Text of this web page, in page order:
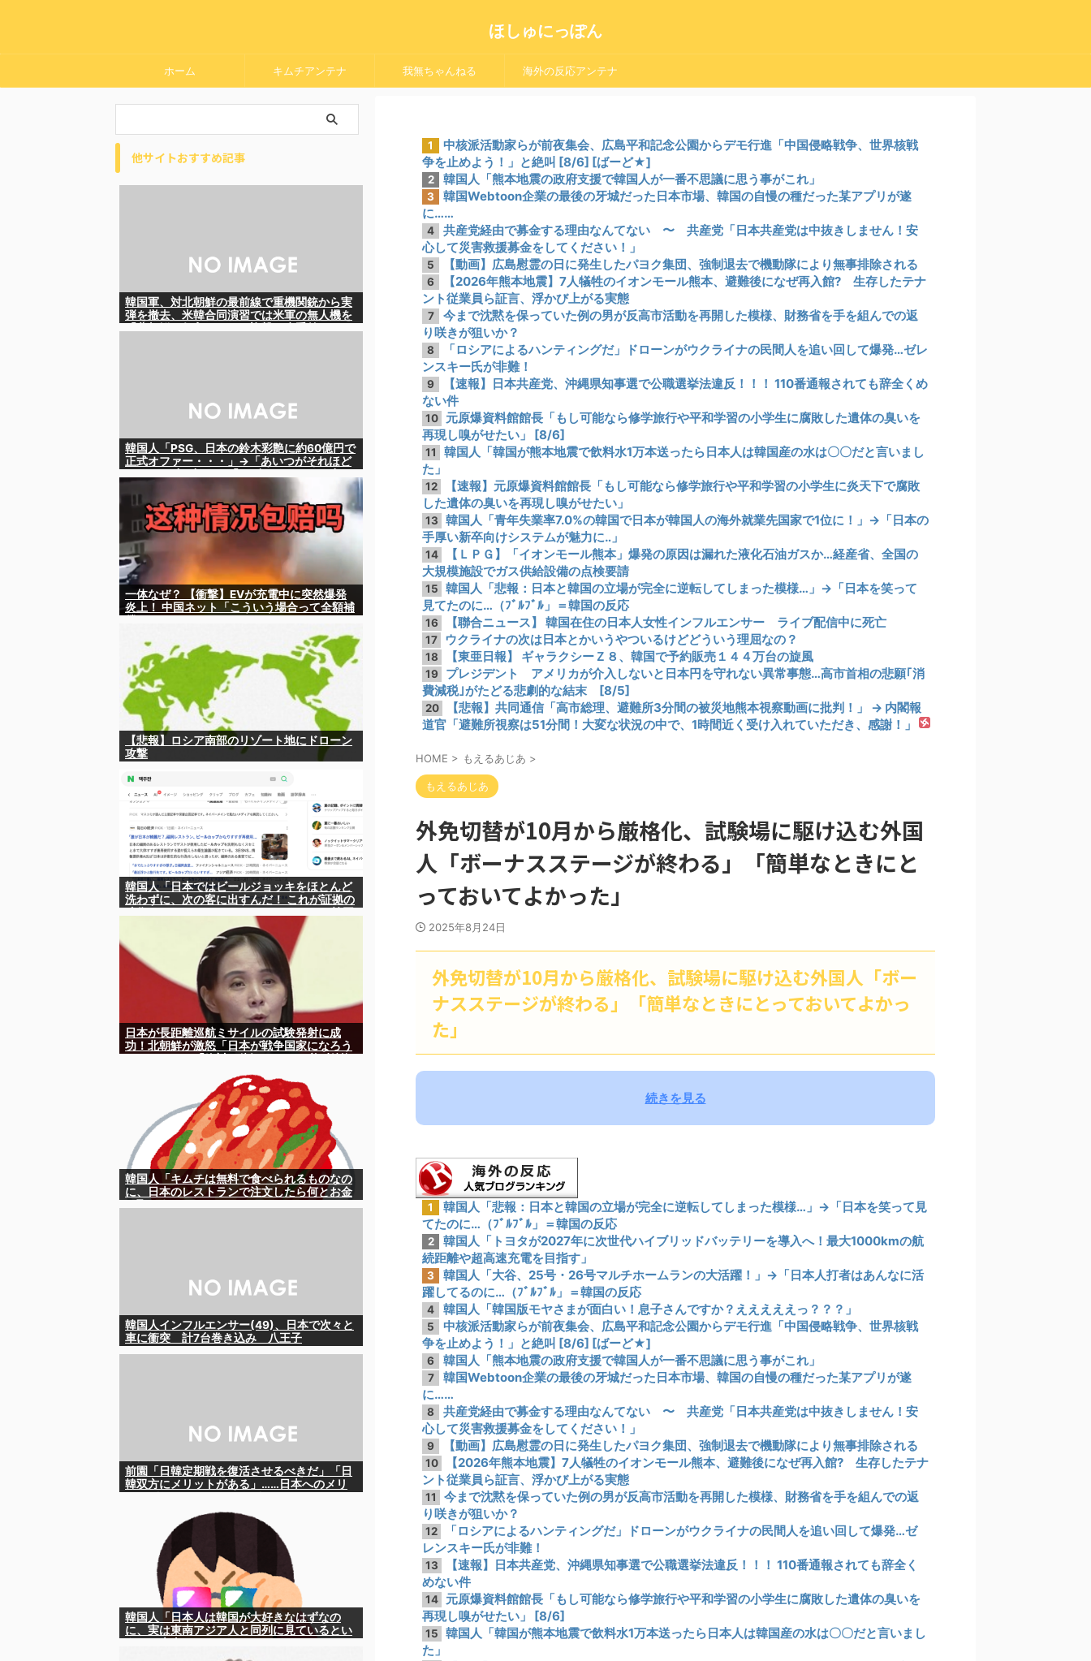
ほしゅにっぽん
ホーム キムチアンテナ 我無ちゃんねる 海外の反応アンテナ
1
中核派活動家らが前夜集会、広島平和記念公園からデモ行進「中国侵略戦争、世界核戦
争を止めよう！」と絶叫 [8/6] [ばーど★]
2 韓国人「熊本地震の政府支援で韓国人が一番不思議に思う事がこれ」
3
韓国Webtoon企業の最後の牙城だった日本市場、韓国の自慢の種だった某アプリが遂
に……
4
共産党経由で募金する理由なんてない 〜 共産党「日本共産党は中抜きしません！安
心して災害救援募金をしてください！」
5 【動画】広島慰霊の日に発生したパヨク集団、強制退去で機動隊により無事排除される
6
【2026年熊本地震】7人犠牲のイオンモール熊本、避難後になぜ再入館? 生存したテナ
ント従業員ら証言、浮かび上がる実態
7
今まで沈黙を保っていた例の男が反高市活動を再開した模様、財務省を手を組んでの返
り咲きが狙いか？
8
「ロシアによるハンティングだ」ドローンがウクライナの民間人を追い回して爆発…ゼレ
ンスキー氏が非難！
9
【速報】日本共産党、沖縄県知事選で公職選挙法違反！！！ 110番通報されても辞全くめ
ない件
10
元原爆資料館館長「もし可能なら修学旅行や平和学習の小学生に腐敗した遺体の臭いを
再現し嗅がせたい」 [8/6]
11
韓国人「韓国が熊本地震で飲料水1万本送ったら日本人は韓国産の水は〇〇だと言いまし
た」
12
【速報】元原爆資料館館長「もし可能なら修学旅行や平和学習の小学生に炎天下で腐敗
した遺体の臭いを再現し嗅がせたい」
13
韓国人「青年失業率7.0%の韓国で日本が韓国人の海外就業先国家で1位に！」→「日本の
手厚い新卒向けシステムが魅力に‥」
14
【ＬＰＧ】「イオンモール熊本」爆発の原因は漏れた液化石油ガスか…経産省、全国の
大規模施設でガス供給設備の点検要請
15
韓国人「悲報：日本と韓国の立場が完全に逆転してしまった模様…」→「日本を笑って
見てたのに…（ﾌﾞﾙﾌﾞﾙ」＝韓国の反応
16 【聯合ニュース】 韓国在住の日本人女性インフルエンサー ライブ配信中に死亡
17 ウクライナの次は日本とかいうやついるけどどういう理屈なの？
18 【東亜日報】 ギャラクシーＺ８、韓国で予約販売１４４万台の旋風
19
プレジデント アメリカが介入しないと日本円を守れない異常事態…高市首相の悲願｢消
費減税｣がたどる悲劇的な結末 [8/5]
20
【悲報】共同通信「高市総理、避難所3分間の被災地熊本視察動画に批判！」 → 内閣報
道官「避難所視察は51分間！大変な状況の中で、1時間近く受け入れていただき、感謝！」
HOME > もえるあじあ >
もえるあじあ
外免切替が10月から厳格化、試験場に駆け込む外国
人「ボーナスステージが終わる」「簡単なときにと
っておいてよかった」
2025年8月24日
外免切替が10月から厳格化、試験場に駆け込む外国人「ボー
ナスステージが終わる」「簡単なときにとっておいてよかっ
た」
続きを見る
1
韓国人「悲報：日本と韓国の立場が完全に逆転してしまった模様…」→「日本を笑って見
てたのに…（ﾌﾞﾙﾌﾞﾙ」＝韓国の反応
2
韓国人「トヨタが2027年に次世代ハイブリッドバッテリーを導入へ！最大1000kmの航
続距離や超高速充電を目指す」
3
韓国人「大谷、25号・26号マルチホームランの大活躍！」→「日本人打者はあんなに活
躍してるのに…（ﾌﾞﾙﾌﾞﾙ」＝韓国の反応
4 韓国人「韓国版モヤさまが面白い！息子さんですか？えええええっ？？？」
5
中核派活動家らが前夜集会、広島平和記念公園からデモ行進「中国侵略戦争、世界核戦
争を止めよう！」と絶叫 [8/6] [ばーど★]
6 韓国人「熊本地震の政府支援で韓国人が一番不思議に思う事がこれ」
7
韓国Webtoon企業の最後の牙城だった日本市場、韓国の自慢の種だった某アプリが遂
に……
8
共産党経由で募金する理由なんてない 〜 共産党「日本共産党は中抜きしません！安
心して災害救援募金をしてください！」
9 【動画】広島慰霊の日に発生したパヨク集団、強制退去で機動隊により無事排除される
10
【2026年熊本地震】7人犠牲のイオンモール熊本、避難後になぜ再入館? 生存したテナ
ント従業員ら証言、浮かび上がる実態
11
今まで沈黙を保っていた例の男が反高市活動を再開した模様、財務省を手を組んでの返
り咲きが狙いか？
12
「ロシアによるハンティングだ」ドローンがウクライナの民間人を追い回して爆発…ゼ
レンスキー氏が非難！
13
【速報】日本共産党、沖縄県知事選で公職選挙法違反！！！ 110番通報されても辞全く
めない件
14
元原爆資料館館長「もし可能なら修学旅行や平和学習の小学生に腐敗した遺体の臭いを
再現し嗅がせたい」 [8/6]
15
韓国人「韓国が熊本地震で飲料水1万本送ったら日本人は韓国産の水は〇〇だと言いまし
た」
他サイトおすすめ記事
韓国軍、対北朝鮮の最前線で重機関銃から実
弾を撤去、米韓合同演習では米軍の無人機を
韓国人「PSG、日本の鈴木彩艶に約60億円で
正式オファー・・・」→「あいつがそれほど
るとは思わないけど、それでもやっぱり羨ま
しいね」
一体なぜ？ 【衝撃】EVが充電中に突然爆発
炎上！ 中国ネット「こういう場合って全額補
【悲報】ロシア南部のリゾート地にドローン
攻撃
韓国人「日本ではビールジョッキをほとんど
洗わずに、次の客に出すんだ！ これが証拠の
には「アレ」がないんだ？
日本が長距離巡航ミサイルの試験発射に成
功！北朝鮮が激怒「日本が戦争国家になろう
韓国人「キムチは無料で食べられるものなの
に、日本のレストランで注文したら何とお金
韓国人インフルエンサー(49)、日本で次々と
車に衝突 計7台巻き込み 八王子
前園「日韓定期戦を復活させるべきだ」「日
韓双方にメリットがある」……日本へのメリ
韓国人「日本人は韓国が大好きなはずなの
に、実は東南アジア人と同列に見ているとい